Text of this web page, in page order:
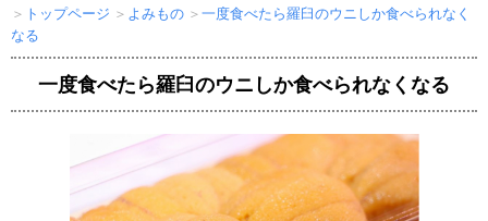
＞ トップページ ＞ よみもの ＞一度食べたら羅臼のウニしか食べられなく
なる
一度食べたら羅臼のウニしか食べられなくなる